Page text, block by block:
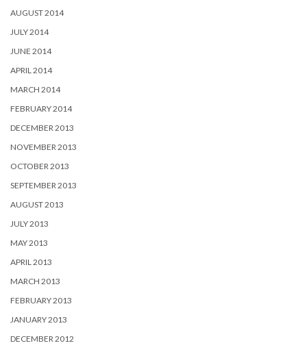
AUGUST 2014
JULY 2014
JUNE 2014
APRIL 2014
MARCH 2014
FEBRUARY 2014
DECEMBER 2013
NOVEMBER 2013
OCTOBER 2013
SEPTEMBER 2013
AUGUST 2013
JULY 2013
MAY 2013
APRIL 2013
MARCH 2013
FEBRUARY 2013
JANUARY 2013
DECEMBER 2012